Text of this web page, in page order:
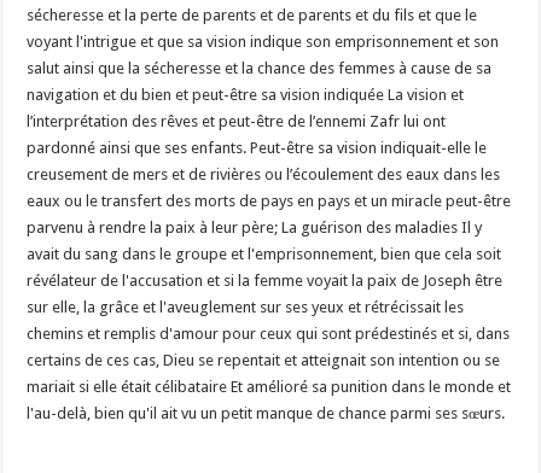
sécheresse et la perte de parents et de parents et du fils et que le
voyant l'intrigue et que sa vision indique son emprisonnement et son
salut ainsi que la sécheresse et la chance des femmes à cause de sa
navigation et du bien et peut-être sa vision indiquée La vision et
l’interprétation des rêves et peut-être de l’ennemi Zafr lui ont
pardonné ainsi que ses enfants. Peut-être sa vision indiquait-elle le
creusement de mers et de rivières ou l’écoulement des eaux dans les
eaux ou le transfert des morts de pays en pays et un miracle peut-être
parvenu à rendre la paix à leur père; La guérison des maladies Il y
avait du sang dans le groupe et l'emprisonnement, bien que cela soit
révélateur de l'accusation et si la femme voyait la paix de Joseph être
sur elle, la grâce et l'aveuglement sur ses yeux et rétrécissait les
chemins et remplis d'amour pour ceux qui sont prédestinés et si, dans
certains de ces cas, Dieu se repentait et atteignait son intention ou se
mariait si elle était célibataire Et amélioré sa punition dans le monde et
l'au-delà, bien qu'il ait vu un petit manque de chance parmi ses sœurs.